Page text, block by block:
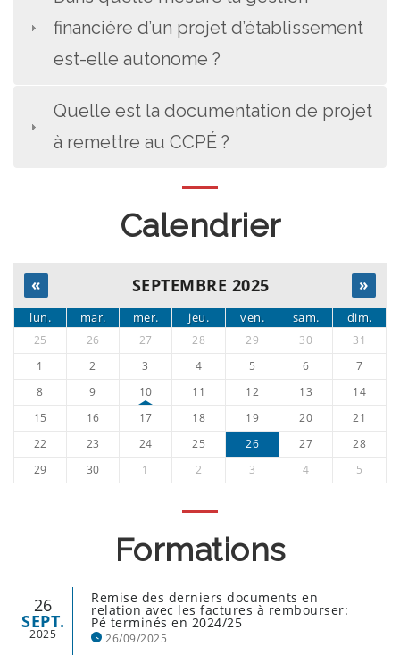
financière d’un projet d’établissement
est-elle autonome ?
Quelle est la documentation de projet
à remettre au CCPÉ ?
Calendrier
« SEPTEMBRE 2025 »
lun. mar. mer. jeu. ven. sam. dim.
25 26 27 28 29 30
31
1
2 3 4 5 6
7
8
9 10 11 12 13
14
15
16 17 18 19 20
21
22
23 24 25 26 27
28
29
30 1 2 3 4 5
Formations
26
SEPT.
2025
Remise des derniers documents en
relation avec les factures à rembourser:
Pé terminés en 2024/25
26/09/2025